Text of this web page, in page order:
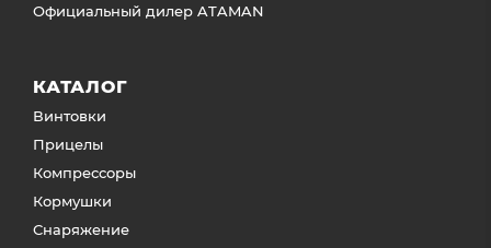
Официальный дилер ATAMAN
КАТАЛОГ
Винтовки
Прицелы
Компрессоры
Кормушки
Снаряжение